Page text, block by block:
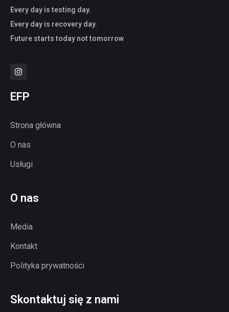
Every day is testing day.
Every day is recovery day.
Future starts today not tomorrow
EFP
Strona główna
O nas
Usługi
O nas
Media
Kontakt
Polityka prywatności
Skontaktuj się z nami